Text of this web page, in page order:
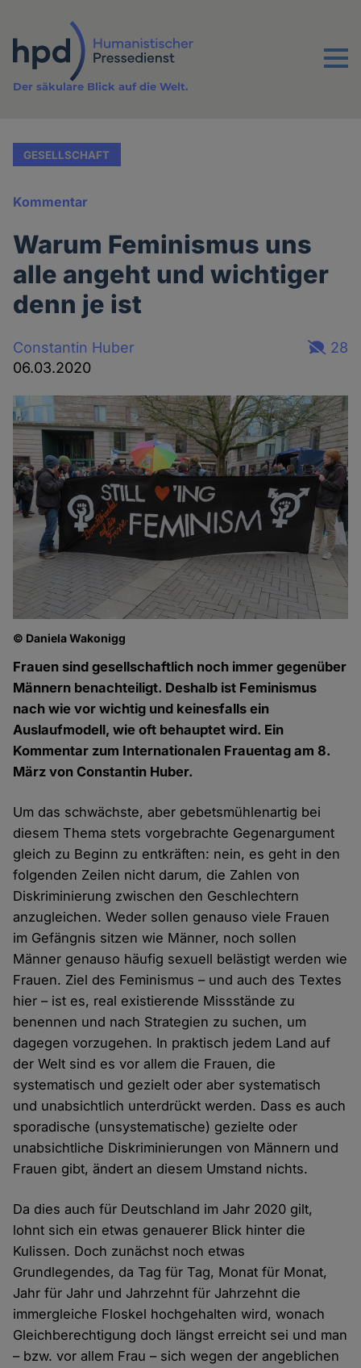
Inhalt
Menu
Der säkulare Blick auf die Welt.
GESELLSCHAFT
Kommentar
Warum Feminismus uns
alle angeht und wichtiger
denn je ist
Constantin Huber
06.03.2020
28
© Daniela Wakonigg
Frauen sind gesellschaftlich noch immer gegenüber
Männern benachteiligt. Deshalb ist Feminismus
nach wie vor wichtig und keinesfalls ein
Auslaufmodell, wie oft behauptet wird. Ein
Kommentar zum Internationalen Frauentag am 8.
März von Constantin Huber.
Um das schwächste, aber gebetsmühlenartig bei
diesem Thema stets vorgebrachte Gegenargument
gleich zu Beginn zu entkräften: nein, es geht in den
folgenden Zeilen nicht darum, die Zahlen von
Diskriminierung zwischen den Geschlechtern
anzugleichen. Weder sollen genauso viele Frauen
im Gefängnis sitzen wie Männer, noch sollen
Männer genauso häufig sexuell belästigt werden wie
Frauen. Ziel des Feminismus – und auch des Textes
hier – ist es, real existierende Missstände zu
benennen und nach Strategien zu suchen, um
dagegen vorzugehen. In praktisch jedem Land auf
der Welt sind es vor allem die Frauen, die
systematisch und gezielt oder aber systematisch
und unabsichtlich unterdrückt werden. Dass es auch
sporadische (unsystematische) gezielte oder
unabsichtliche Diskriminierungen von Männern und
Frauen gibt, ändert an diesem Umstand nichts.
Da dies auch für Deutschland im Jahr 2020 gilt,
lohnt sich ein etwas genauerer Blick hinter die
Kulissen. Doch zunächst noch etwas
Grundlegendes, da Tag für Tag, Monat für Monat,
Jahr für Jahr und Jahrzehnt für Jahrzehnt die
immergleiche Floskel hochgehalten wird, wonach
Gleichberechtigung doch längst erreicht sei und man
– bzw. vor allem Frau – sich wegen der angeblichen